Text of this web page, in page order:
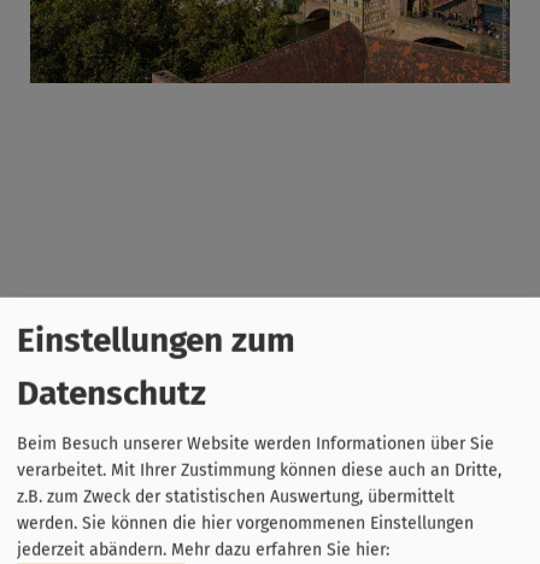
Einstellungen zum
Datenschutz
Beim Besuch unserer Website werden Informationen über Sie
verarbeitet. Mit Ihrer Zustimmung können diese auch an Dritte,
z.B. zum Zweck der statistischen Auswertung, übermittelt
werden. Sie können die hier vorgenommenen Einstellungen
jederzeit abändern. Mehr dazu erfahren Sie hier: